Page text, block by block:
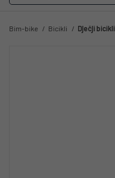
Bim-bike Bicikli Dječji bicikli